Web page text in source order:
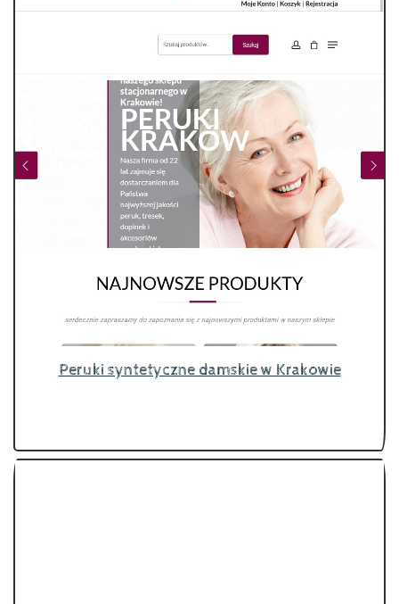
Peruki syntetyczne damskie w Krakowie